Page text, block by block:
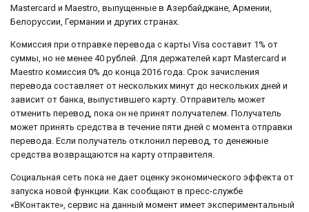
Mastercard и Maestro, выпущенные в Азербайджане, Армении,
Белоруссии, Германии и других странах.
Комиссия при отправке перевода с карты Visa составит 1% от
суммы, но не менее 40 рублей. Для держателей карт Mastercard и
Maestro комиссия 0% до конца 2016 года. Срок зачисления
перевода составляет от нескольких минут до нескольких дней и
зависит от банка, выпустившего карту. Отправитель может
отменить перевод, пока он не принят получателем. Получатель
может принять средства в течение пяти дней с момента отправки
перевода. Если получатель отклонил перевод, то денежные
средства возвращаются на карту отправителя.
Социальная сеть пока не дает оценку экономического эффекта от
запуска новой функции. Как сообщают в пресс-службе
«ВКонтакте», сервис на данный момент имеет экспериментальный